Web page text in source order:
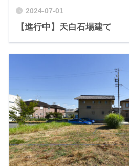
2024-07-01
【進行中】天白石場建て